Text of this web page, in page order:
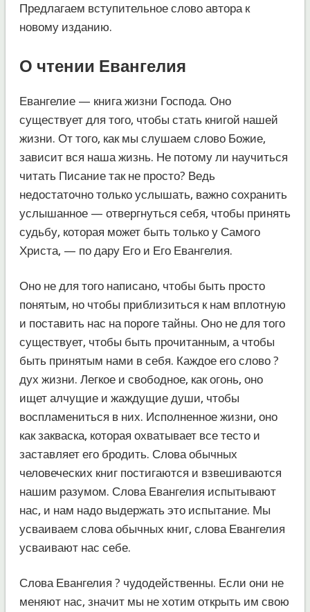
Предлагаем вступительное слово автора к
новому изданию.
О чтении Евангелия
Евангелие — книга жизни Господа. Оно
существует для того, чтобы стать книгой нашей
жизни. От того, как мы слушаем слово Божие,
зависит вся наша жизнь. Не потому ли научиться
читать Писание так не просто? Ведь
недостаточно только услышать, важно сохранить
услышанное — отвергнуться себя, чтобы принять
судьбу, которая может быть только у Самого
Христа, — по дару Его и Его Евангелия.
Оно не для того написано, чтобы быть просто
понятым, но чтобы приблизиться к нам вплотную
и поставить нас на пороге тайны. Оно не для того
существует, чтобы быть прочитанным, а чтобы
быть принятым нами в себя. Каждое его слово ?
дух жизни. Легкое и свободное, как огонь, оно
ищет алчущие и жаждущие души, чтобы
воспламениться в них. Исполненное жизни, оно
как закваска, которая охватывает все тесто и
заставляет его бродить. Слова обычных
человеческих книг постигаются и взвешиваются
нашим разумом. Слова Евангелия испытывают
нас, и нам надо выдержать это испытание. Мы
усваиваем слова обычных книг, слова Евангелия
усваивают нас себе.
Слова Евангелия ? чудодейственны. Если они не
меняют нас, значит мы не хотим открыть им свою